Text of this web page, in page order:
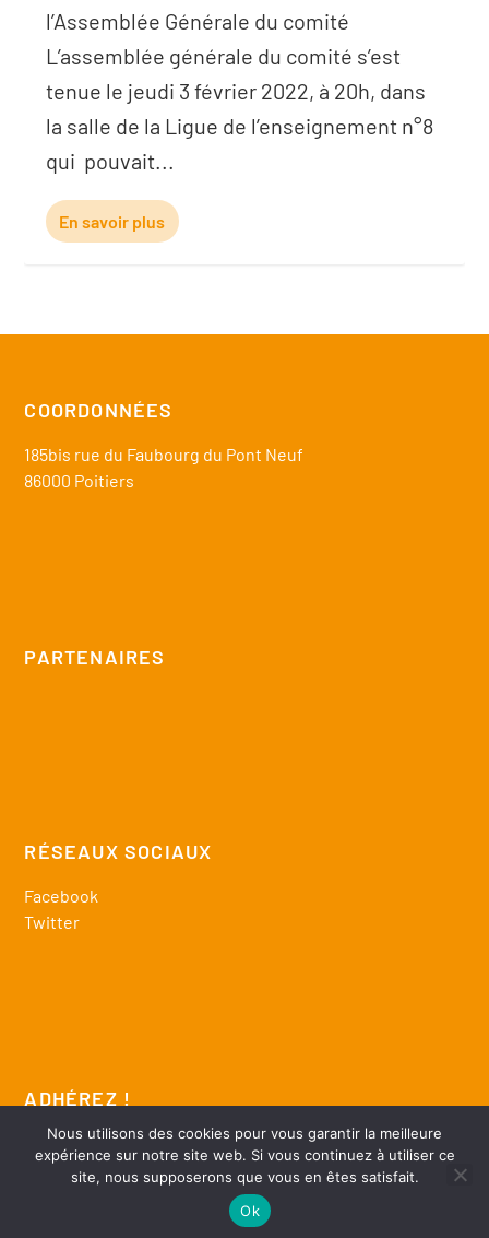
l’Assemblée Générale du comité
L’assemblée générale du comité s’est
tenue le jeudi 3 février 2022, à 20h, dans
la salle de la Ligue de l’enseignement n°8
qui pouvait...
En savoir plus
COORDONNÉES
185bis rue du Faubourg du Pont Neuf
86000 Poitiers
PARTENAIRES
RÉSEAUX SOCIAUX
Facebook
Twitter
ADHÉREZ !
télécharger bulletin adhésion
Nous utilisons des cookies pour vous garantir la meilleure
expérience sur notre site web. Si vous continuez à utiliser ce
site, nous supposerons que vous en êtes satisfait.
Ok